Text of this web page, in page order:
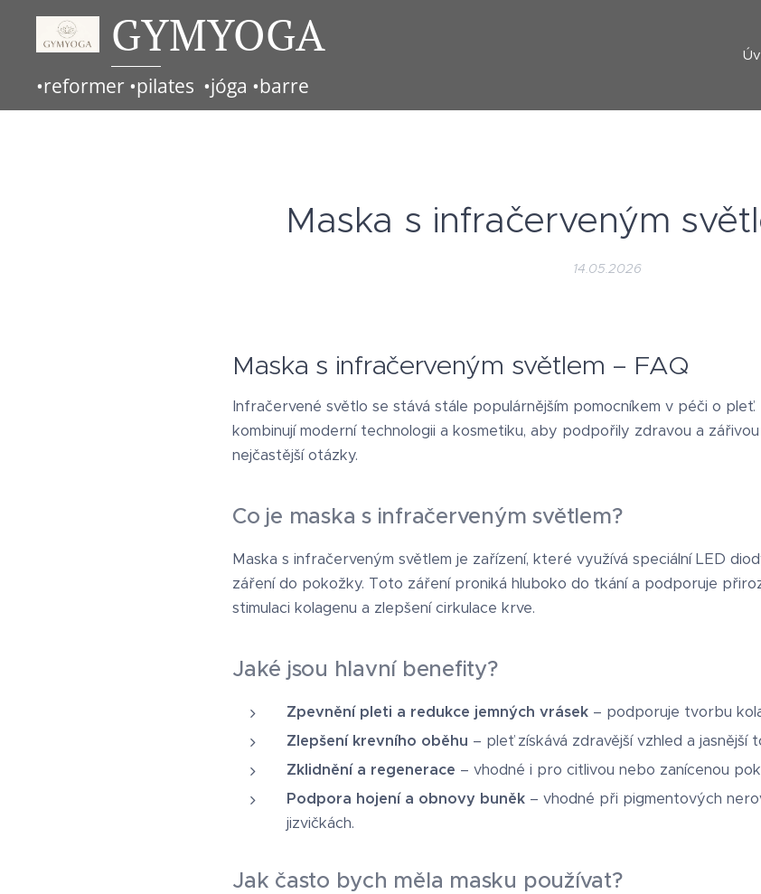
GYMYOGA
•reformer •pilates •jóga •barre
Maska s infračerveným
14.05.2026
Maska s infračerveným světlem – FAQ
Infra­červené světlo se stává stále populárnějším pomocníkem v péči o
kombinují moderní technologii a kosmetiku, aby podpořily zdravou a
nejčastější otázky.
Co je maska s infračerveným světlem?
Maska s infračerveným světlem je zařízení, které využívá speciální LED
záření do pokožky. Toto záření proniká hluboko do tkání a podporuje
stimulaci kolagenu a zlepšení cirkulace krve.
Jaké jsou hlavní benefity?
Zpevnění pleti a redukce jemných vrásek – podporuje tvorbu
Zlepšení krevního oběhu – pleť získává zdravější vzhled a jasnější
Zklidnění a regenerace – vhodné i pro citlivou nebo zanícenou
Podpora hojení a obnovy buněk – vhodné při pigmentových
jizvičkách.
Jak často bych měla masku používat?